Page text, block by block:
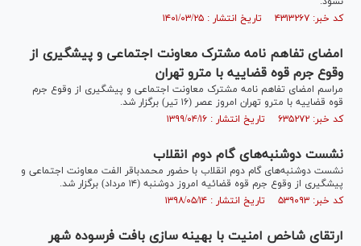
کد خبر: ۴۳۱۳۲۶۷ تاریخ انتشار : ۱۴۰۱/۰۳/۲۵
امضای تفاهم نامه مشترک معاونت اجتماعی و پیشگیری از
وقوع جرم قوه قضاییه با مترو تهران
مراسم امضای تفاهم نامه مشترک معاونت اجتماعی و پیشگیری از وقوع جرم
قوه قضاییه با مترو تهران امروز عصر (۱۶ تیر) برگزار شد.
کد خبر: ۶۳۵۲۷۲ تاریخ انتشار : ۱۳۹۹/۰۴/۱۶
نشست دوشنبه‌های گام دوم انقلاب
نشست دوشنبه‌های گام دوم انقلاب با حضور محمدباقر الفت معاونت اجتماعی و
پیشگیری از وقوع جرم قوه قضائیه امروز دوشنبه (۱۴ مرداد) برگزار شد.
کد خبر: ۵۳۹۰۹۳ تاریخ انتشار : ۱۳۹۸/۰۵/۱۴
ارتقای شاخص امنیت با بهینه سازی بافت فرسوده شهر